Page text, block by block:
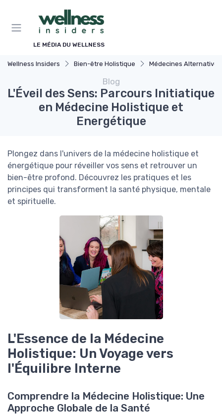
LE MÉDIA DU WELLNESS
Wellness Insiders Bien-être Holistique Médecines Alternatives
Blog
L'Éveil des Sens: Parcours Initiatique
en Médecine Holistique et
Energétique
Plongez dans l'univers de la médecine holistique et
énergétique pour réveiller vos sens et retrouver un
bien-être profond. Découvrez les pratiques et les
principes qui transforment la santé physique, mentale
et spirituelle.
L'Essence de la Médecine
Holistique: Un Voyage vers
l'Équilibre Interne
Comprendre la Médecine Holistique: Une
Approche Globale de la Santé